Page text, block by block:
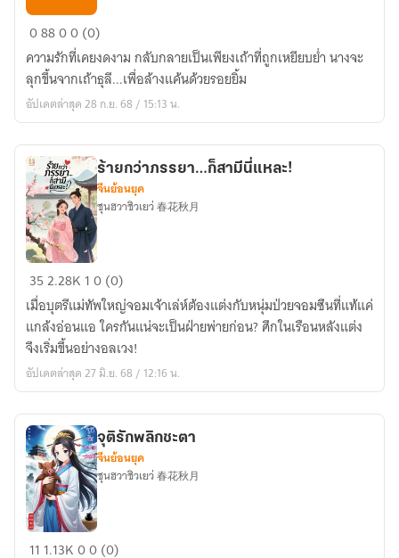
เถ้า
เหมย
08800 (0)
ความรักที่เคยงดงาม กลับกลายเป็นเพียงเถ้าที่ถูกเหยียบย่ำ นางจะ
ลุกขึ้นจากเถ้าธุลี...เพื่อล้างแค้นด้วยรอยยิ้ม
อัปเดตล่าสุด 28 ก.ย. 68 / 15:13 น.
ร้ายก
ว่า
ภรรยา…
ก็
สามี
นี่
ร้ายกว่าภรรยา…ก็สามีนี่แหละ!
จีนย้อนยุค
ชุนฮวาชิวเยว่ 春花秋月
352.28K 10 (0)
เมื่อบุตรีแม่ทัพใหญ่จอมเจ้าเล่ห์ต้องแต่งกับหนุ่มป่วยจอมซึนที่แท้แค่
แกล้งอ่อนแอ ใครกันแน่จะเป็นฝ่ายพ่ายก่อน? ศึกในเรือนหลังแต่ง
จึงเริ่มขึ้นอย่างอลเวง!
อัปเดตล่าสุด 27 มิ.ย. 68 / 12:16 น.
จุติ
จุติรักพลิกชะตา
จีนย้อนยุค
ชุนฮวาชิวเยว่ 春花秋月
11 1.13K00 (0)